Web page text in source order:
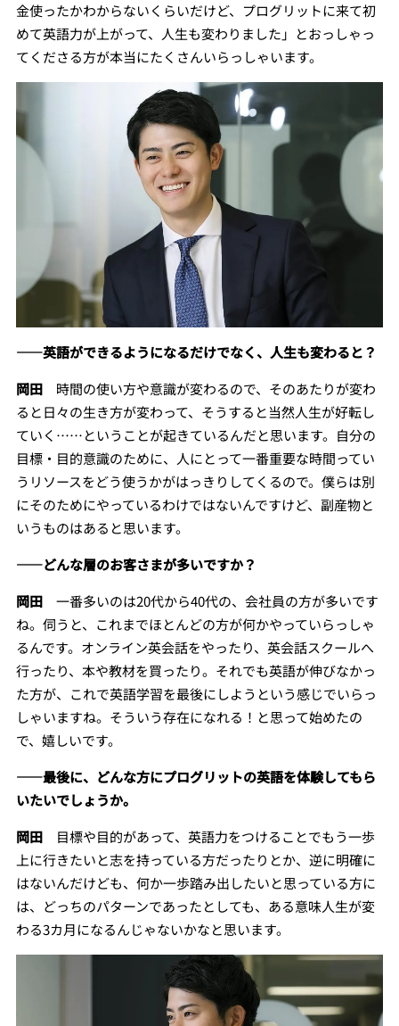
金使ったかわからないくらいだけど、プログリットに来て初
めて英語力が上がって、人生も変わりました」とおっしゃっ
てくださる方が本当にたくさんいらっしゃいます。
――英語ができるようになるだけでなく、人生も変わると？
岡田時間の使い方や意識が変わるので、そのあたりが変わ
ると日々の生き方が変わって、そうすると当然人生が好転し
ていく……ということが起きているんだと思います。自分の
目標・目的意識のために、人にとって一番重要な時間ってい
うリソースをどう使うかがはっきりしてくるので。僕らは別
にそのためにやっているわけではないんですけど、副産物と
いうものはあると思います。
――どんな層のお客さまが多いですか？
岡田一番多いのは20代から40代の、会社員の方が多いです
ね。伺うと、これまでほとんどの方が何かやっていらっしゃ
るんです。オンライン英会話をやったり、英会話スクールへ
行ったり、本や教材を買ったり。それでも英語が伸びなかっ
た方が、これで英語学習を最後にしようという感じでいらっ
しゃいますね。そういう存在になれる！と思って始めたの
で、嬉しいです。
――最後に、どんな方にプログリットの英語を体験してもら
いたいでしょうか。
岡田目標や目的があって、英語力をつけることでもう一歩
上に行きたいと志を持っている方だったりとか、逆に明確に
はないんだけども、何か一歩踏み出したいと思っている方に
は、どっちのパターンであったとしても、ある意味人生が変
わる3カ月になるんじゃないかなと思います。